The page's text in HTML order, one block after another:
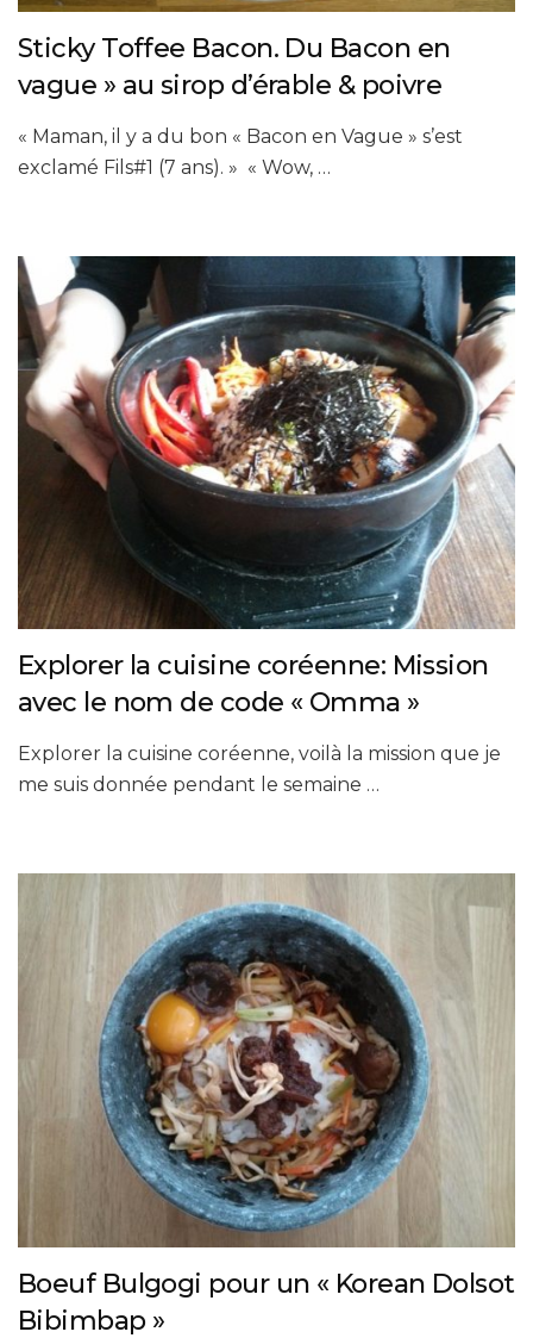
Sticky Toffee Bacon. Du Bacon en
vague » au sirop d’érable & poivre
« Maman, il y a du bon « Bacon en Vague » s’est
exclamé Fils#1 (7 ans). » « Wow, …
Explorer la cuisine coréenne: Mission
avec le nom de code « Omma »
Explorer la cuisine coréenne, voilà la mission que je
me suis donnée pendant le semaine …
Boeuf Bulgogi pour un « Korean Dolsot
Bibimbap »